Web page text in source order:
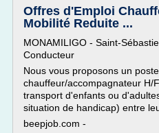
Offres d'Emploi
Mobilité Reduite ...
MONAMILIGO - Saint-
Conducteur
Nous vous proposons un
chauffeur/accompagnateur H/
transport d'enfants ou
situation de handicap) entre
beepjob.com -